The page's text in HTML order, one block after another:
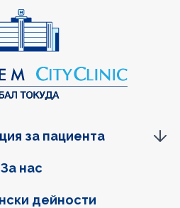
За нас
дейности
за пациента